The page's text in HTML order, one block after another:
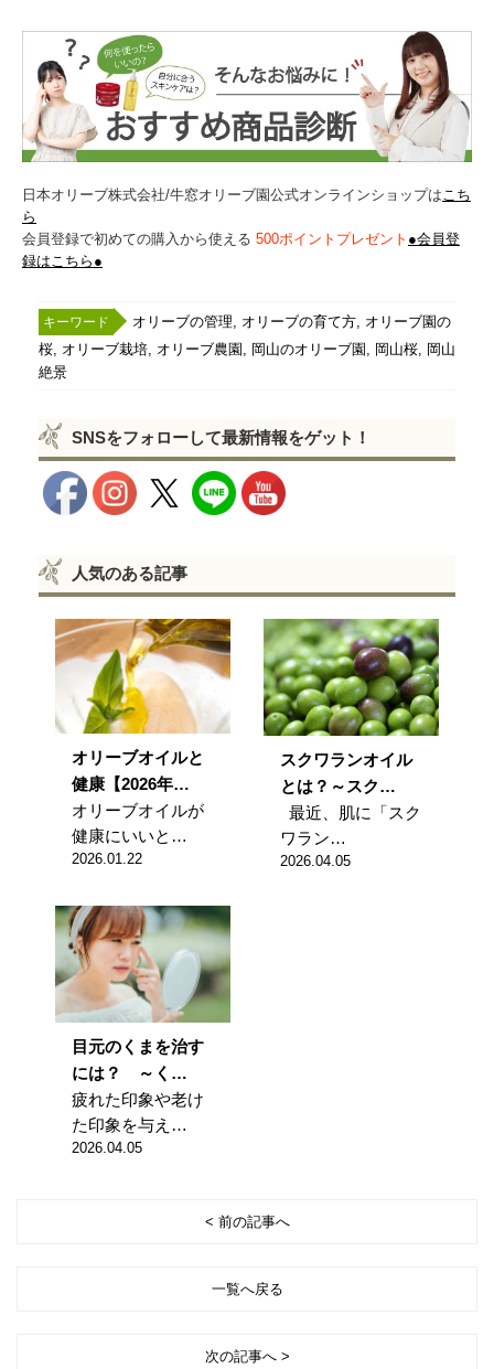
日本オリーブ株式会社/牛窓オリーブ園公式オンラインショップはこち
ら
会員登録で初めての購入から使える 500ポイントプレゼント ●会員登
録はこちら●
オリーブの管理 オリーブの育て方 オリーブ園の
桜 オリーブ栽培 オリーブ農園 岡山のオリーブ園 岡山桜
岡山
絶景
SNSをフォローして最新情報をゲット！
人気のある記事
オリーブオイルと
健康【2026年…
オリーブオイルが
健康にいいと…
2026.01.22
スクワランオイル
とは？～スク…
最近、肌に「スク
ワラン…
2026.04.05
目元のくまを治す
には？ ～く…
疲れた印象や老け
た印象を与え…
2026.04.05
< 前の記事へ
一覧へ戻る
次の記事へ >